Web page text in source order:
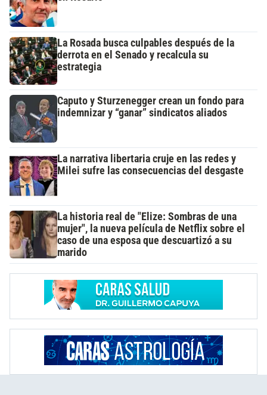
La Rosada busca culpables después de la
derrota en el Senado y recalcula su
estrategia
Caputo y Sturzenegger crean un fondo para
indemnizar y “ganar” sindicatos aliados
La narrativa libertaria cruje en las redes y
Milei sufre las consecuencias del desgaste
La historia real de "Elize: Sombras de una
mujer", la nueva película de Netflix sobre el
caso de una esposa que descuartizó a su
marido